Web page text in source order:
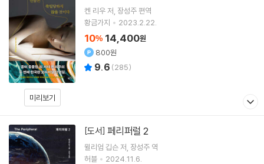
미리보기
켄 리우저 장성주 편역
황금가지
2023.2.22.
10% 14,400원
800원
9.6 (285)
[도서] 페리퍼럴 2
윌리엄 깁슨저 장성주 역
허블
2024.11.6.